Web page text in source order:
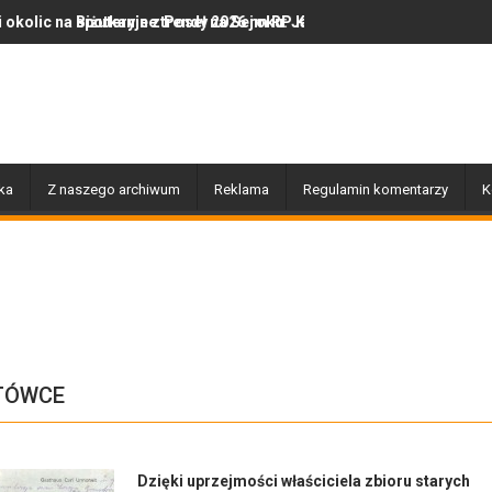
z Poseł na Sejm RP Katarzyną Królak
trendy 2026 roku: Jak polska marka olor.pl podbija serca
Dobiegły końca prace
Z naszego archiwum Reklama Regulamin komentarzy
Dzięki uprzejmości właściciela zbioru starych